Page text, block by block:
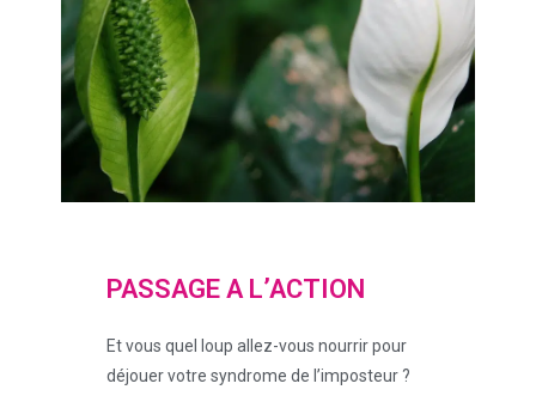
PASSAGE A L’ACTION
Et vous quel loup allez-vous nourrir pour
déjouer votre syndrome de l’imposteur ?